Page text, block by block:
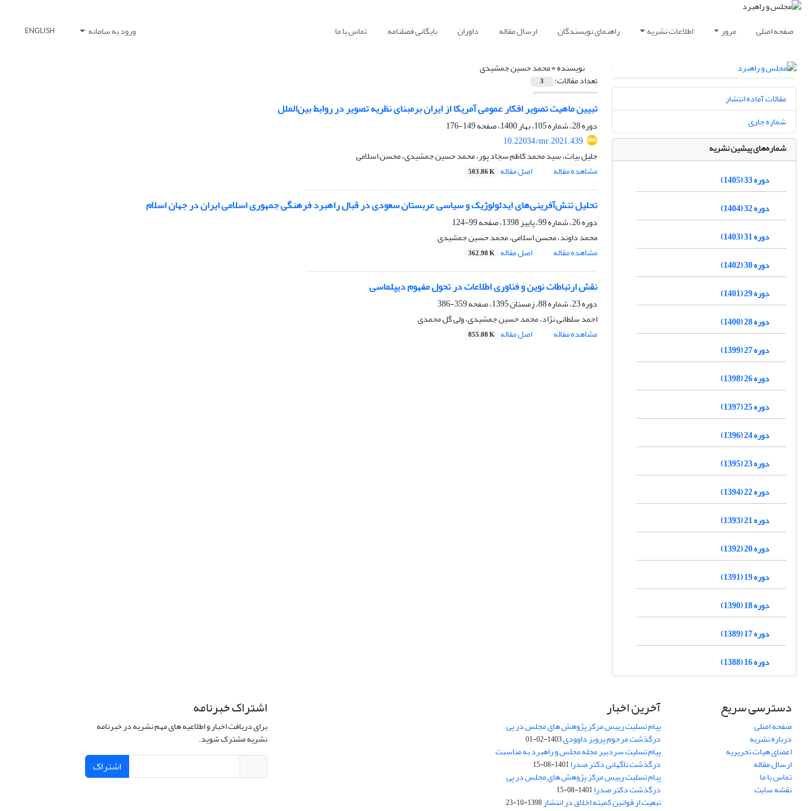
صفحه اصلی مرور اطلاعات نشریه راهنمای نویسندگان ارسال مقاله داوران بایگانی فصلنامه تماس با ما ورود به سامانه ENGLISH
نویسنده =محمد حسین جمشیدی
تعداد مقالات: 3
تبیین ماهیت تصویر افکار عمومی آمریکا از ایران بر‌مبنای نظریه تصویر در روابط‌ بین‌الملل
دوره 28، شماره 105، بهار 1400، صفحه
149-176
10.22034/mr.2021.439
جلیل بیات، سید محمد کاظم سجاد پور، محمد حسین جمشیدی، محسن اسلامی
مشاهده مقاله
اصل مقاله 503.86 K
تحلیل تنش‌آفرینی‌های ایدئولوژیک و سیاسی عربستان سعودی در قبال راهبرد فرهنگی جمهوری اسلامی ایران در جهان اسلام
دوره 26، شماره 99، پاییز 1398، صفحه
99-124
محمد داوند، محسن اسلامی، محمد حسین جمشیدی
مشاهده مقاله
اصل مقاله 362.98 K
نقش ارتباطات نوین و فناوری اطلاعات در تحول مفهوم دیپلماسی
دوره 23، شماره 88، زمستان 1395، صفحه
359-386
احمد سلطانی نژاد، محمد حسین جمشیدی، ولی گل محمدی
مشاهده مقاله
اصل مقاله 855.08 K
مقالات آماده انتشار
شماره جاری
شماره‌های پیشین نشریه
دوره 33 (1405)
دوره 32 (1404)
دوره 31 (1403)
دوره 30 (1402)
دوره 29 (1401)
دوره 28 (1400)
دوره 27 (1399)
دوره 26 (1398)
دوره 25 (1397)
دوره 24 (1396)
دوره 23 (1395)
دوره 22 (1394)
دوره 21 (1393)
دوره 20 (1392)
دوره 19 (1391)
دوره 18 (1390)
دوره 17 (1389)
دوره 16 (1388)
دسترسی سریع
صفحه اصلی
درباره نشریه
اعضای هیات تحریریه
ارسال مقاله
تماس با ما
نقشه سایت
آخرین اخبار
پیام تسلیت رییس مرکز پژوهش های مجلس در پی
درگذشت مرحوم پرویز داوودی1403-02-01
پیام تسلیت سردبیر مجله مجلس و راهبرد به مناسبت
درگذشت ناگهانی دکتر صدرا1401-08-15
پیام تسلیت رییس مرکز پژوهش های مجلس در پی
درگذشت دکتر صدرا1401-08-15
تبعیت از قوانین کمیته اخلاق در انتشار1398-10-23
اشتراک خبرنامه
برای دریافت اخبار و اطلاعیه های مهم نشریه در خبرنامه
نشریه مشترک شوید.
اشتراک